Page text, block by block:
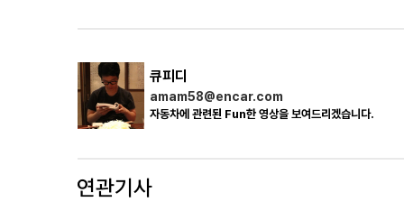
큐피디
amam58@encar.com
자동차에 관련된 Fun한 영상을 보여드리겠습니다.